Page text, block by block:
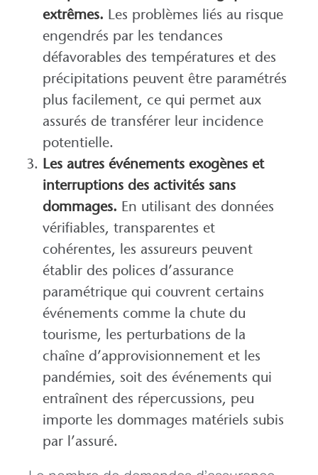
extrêmes. Les problèmes liés au risque
engendrés par les tendances
défavorables des températures et des
précipitations peuvent être paramétrés
plus facilement, ce qui permet aux
assurés de transférer leur incidence
potentielle.
Les autres événements exogènes et
interruptions des activités sans
dommages. En utilisant des données
vérifiables, transparentes et
cohérentes, les assureurs peuvent
établir des polices d’assurance
paramétrique qui couvrent certains
événements comme la chute du
tourisme, les perturbations de la
chaîne d’approvisionnement et les
pandémies, soit des événements qui
entraînent des répercussions, peu
importe les dommages matériels subis
par l’assuré.